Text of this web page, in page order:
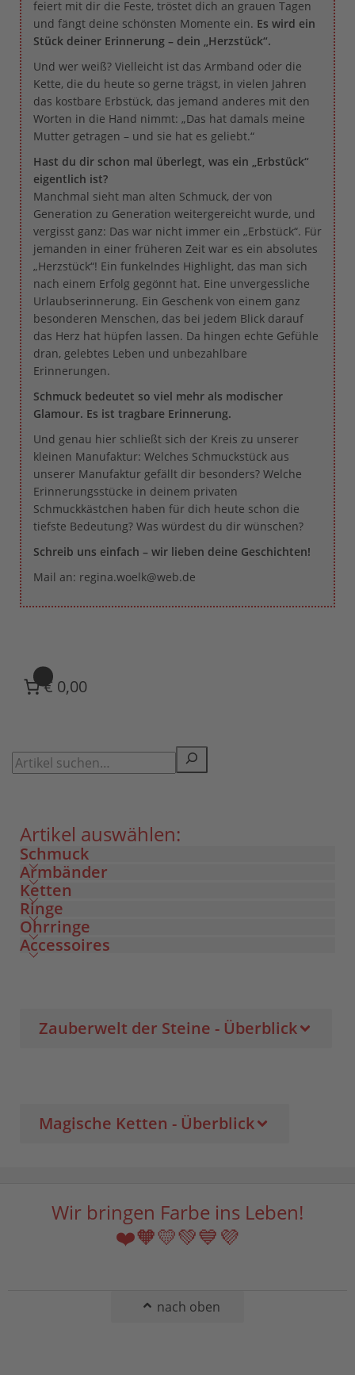
feiert mit dir die Feste, tröstet dich an grauen Tagen
und fängt deine schönsten Momente ein. Es wird ein
Stück deiner Erinnerung – dein „Herzstück“.
Und wer weiß? Vielleicht ist das Armband oder die
Kette, die du heute so gerne trägst, in vielen Jahren
das kostbare Erbstück, das jemand anderes mit den
Worten in die Hand nimmt: „Das hat damals meine
Mutter getragen – und sie hat es geliebt.“
Hast du dir schon mal überlegt, was ein „Erbstück“
eigentlich ist?
Manchmal sieht man alten Schmuck, der von
Generation zu Generation weitergereicht wurde, und
vergisst ganz: Das war nicht immer ein „Erbstück“. Für
jemanden in einer früheren Zeit war es ein absolutes
„Herzstück“! Ein funkelndes Highlight, das man sich
nach einem Erfolg gegönnt hat. Eine unvergessliche
Urlaubserinnerung. Ein Geschenk von einem ganz
besonderen Menschen, das bei jedem Blick darauf
das Herz hat hüpfen lassen. Da hingen echte Gefühle
dran, gelebtes Leben und unbezahlbare
Erinnerungen.
Schmuck bedeutet so viel mehr als modischer
Glamour. Es ist tragbare Erinnerung.
Und genau hier schließt sich der Kreis zu unserer
kleinen Manufaktur: Welches Schmuckstück aus
unserer Manufaktur gefällt dir besonders? Welche
Erinnerungsstücke in deinem privaten
Schmuckkästchen haben für dich heute schon die
tiefste Bedeutung? Was würdest du dir wünschen?
Schreib uns einfach – wir lieben deine Geschichten!
Mail an: regina.woelk@web.de
€ 0,00
Artikel auswählen:
Schmuck
Armbänder
Ketten
Ringe
Ohrringe
Accessoires
Zauberwelt der Steine - Überblick
Magische Ketten - Überblick
Wir bringen Farbe ins Leben!
❤️🧡💛💚💙💜
nach oben